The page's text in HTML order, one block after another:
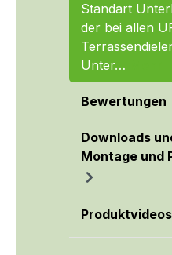
Standart
der bei allen
Unter…
Bewertungen
Downloads
Montage und
Produktvideos